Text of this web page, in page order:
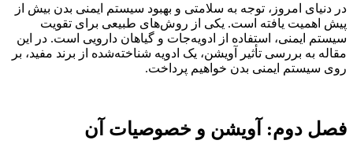
امروز، توجه به سلامتی و بهبود سیستم ایمنی بدن بیش از
یافته است. یکی از روش‌های طبیعی برای تقویت
استفاده از ادویه‌جات و گیاهان دارویی است. در این
بررسی تأثیر آویشن، یک ادویه شناخته‌شده از برند مفید، بر
ایمنی بدن خواهیم پرداخت.
آویشن و خصوصیات آن